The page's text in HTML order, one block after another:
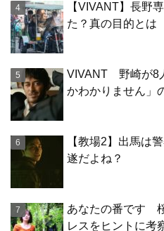
【VIVANT】長野
た？真の目的とは
VIVANT 野崎が8
かわかりません」
【教場2】出馬は
遂だよね？
あなたの番です
レスをヒントに考